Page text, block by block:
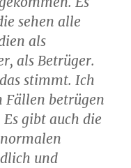
sehen alle
als
als Betrüger.
stimmt. Ich
Fällen betrügen
Es gibt auch die
und